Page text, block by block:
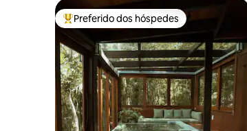
Entre os melhores preferidos dos
Preferido dos hóspedes